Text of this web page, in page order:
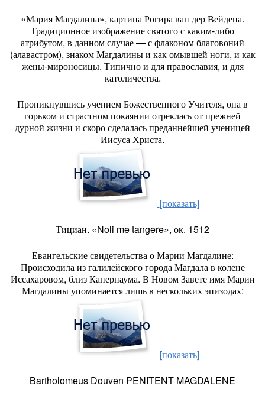
«Мария Магдалина», картина Рогира ван дер Вейдена.
Традиционное изображение святого с каким-либо
атрибутом, в данном случае — с флаконом благовоний
(алавастром), знаком Магдалины и как омывшей ноги, и как
жены-мироносицы. Типично и для православия, и для
католичества.
Проникнувшись учением Божественного Учителя, она в
горьком и страстном покаянии отреклась от прежней
дурной жизни и скоро сделалась преданнейшей ученицей
Иисуса Христа.
[показать]
Тициан. «Noli me tangere», ок. 1512
Евангельские свидетельства о Марии Магдалине:
Происходила из галилейского города Магдала в колене
Иссахаровом, близ Капернаума. В Новом Завете имя Марии
Магдалины упоминается лишь в нескольких эпизодах:
[показать]
Bartholomeus Douven PENITENT MAGDALENE